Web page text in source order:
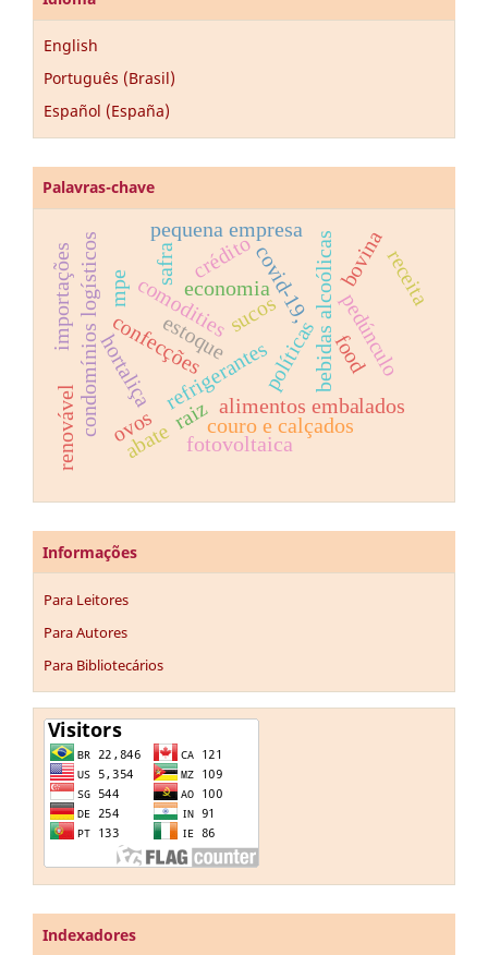
English
Português (Brasil)
Español (España)
Palavras-chave
economia
confecções
covid-19,bebidas alcoólicas
sucos
refrigerantes
crédito
alimentos embalados
hortaliça
comodities
condomínios logísticos políticas pedúnculo
bovina
couro e calçados
renovável fotovoltaica
safra
estoque
ovos
importações
pequena empresa
mpe
food
receita
abate
raiz
Informações
Para Leitores
Para Autores
Para Bibliotecários
Indexadores